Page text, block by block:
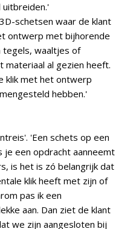
schetsen waar de klant
ontwerp met bijhorende
tegels, waaltjes of
materiaal al gezien heeft.
klik met het ontwerp
hebben.'
'Een schets op een
je een opdracht aanneemt
is het is zó belangrijk dat
klik heeft met zijn of
pas ik een
aan. Dan ziet de klant
we zijn aangesloten bij